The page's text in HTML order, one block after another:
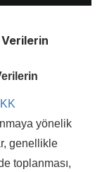
yönelik
genellikle
toplanması,